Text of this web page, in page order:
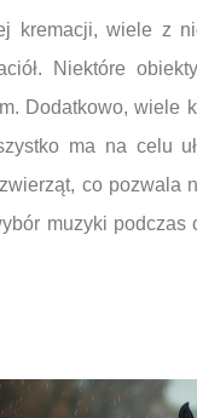
kremacji, wiele z
Niektóre
Dodatkowo, wiele
ma na celu
co pozwala
muzyki podczas